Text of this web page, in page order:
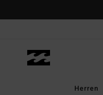
Herren